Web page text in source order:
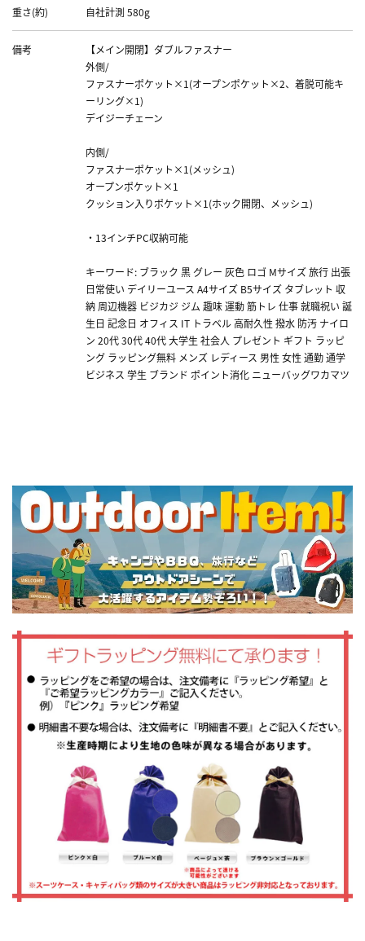
重さ(約) 自社計測 580g
備考
【メイン開閉】ダブルファスナー
外側/
ファスナーポケット×1(オープンポケット×2、着脱可能キ
ーリング×1)
デイジーチェーン
内側/
ファスナーポケット×1(メッシュ)
オープンポケット×1
クッション入りポケット×1(ホック開閉、メッシュ)
・13インチPC収納可能
キーワード: ブラック 黒 グレー 灰色 ロゴ Mサイズ 旅行 出張
日常使い デイリーユース A4サイズ B5サイズ タブレット 収
納 周辺機器 ビジカジ ジム 趣味 運動 筋トレ 仕事 就職祝い 誕
生日 記念日 オフィス IT トラベル 高耐久性 撥水 防汚 ナイロ
ン 20代 30代 40代 大学生 社会人 プレゼント ギフト ラッピ
ング ラッピング無料 メンズ レディース 男性 女性 通勤 通学
ビジネス 学生 ブランド ポイント消化 ニューバッグワカマツ